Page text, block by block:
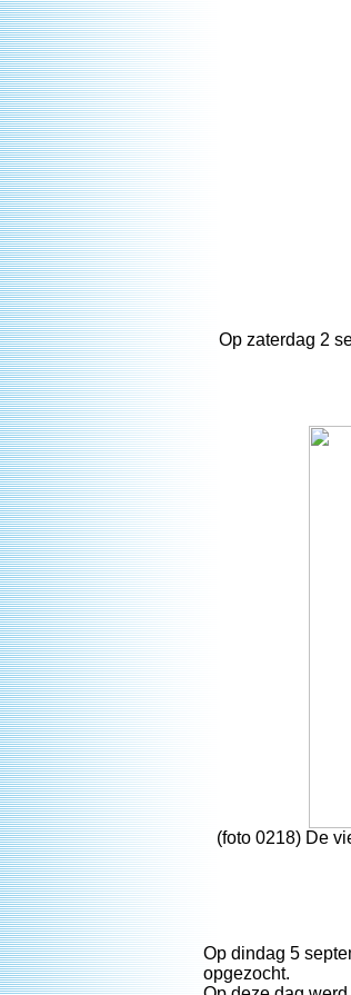
Op zaterdag 2
(foto 0218) De
Op dindag 5
opgezocht.